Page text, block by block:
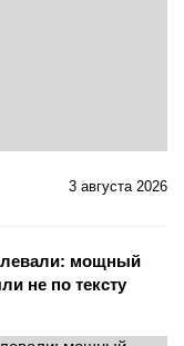
3 августа 2026
мощный
не по тексту